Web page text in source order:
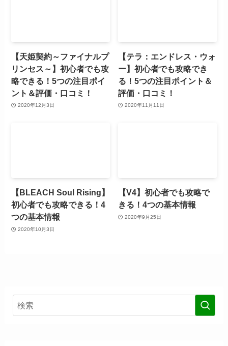
【天姫契約～ファイナルプ
リンセス～】初心者でも攻
略できる！5つの注目ポイ
ント＆評価・口コミ！
2020年12月3日
【テラ：エンドレス・ウォ
ー】初心者でも攻略でき
る！5つの注目ポイント＆
評価・口コミ！
2020年11月11日
【BLEACH Soul Rising】
初心者でも攻略できる！4
つの基本情報
2020年10月3日
【V4】初心者でも攻略で
きる！4つの基本情報
2020年9月25日